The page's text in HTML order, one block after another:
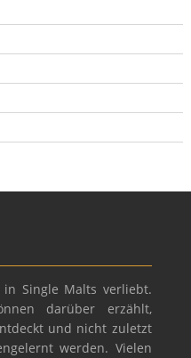
Single Malts verliebt.
darüber erzählt,
und nicht zuletzt
werden. Vielen